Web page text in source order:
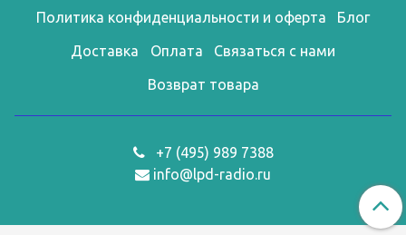
Политика конфиденциальности и оферта Блог
Доставка Оплата Связаться с нами
Возврат товара
+7 (495) 989 7388
info@lpd-radio.ru